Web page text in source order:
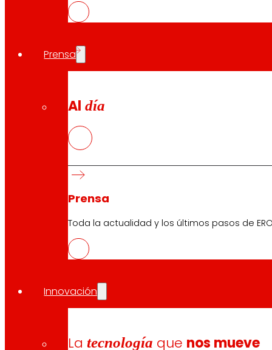
Prensa
Al día
Prensa
Toda la actualidad y los últimos pasos de
Innovación
Latecnología que nos mueve